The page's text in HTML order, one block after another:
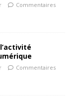
Commentaires
Commentaires